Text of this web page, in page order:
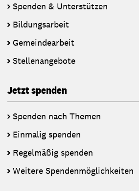
Spenden & Unterstützen
Bildungsarbeit
Gemeindearbeit
Stellenangebote
Jetzt spenden
Spenden nach Themen
Einmalig spenden
Regelmäßig spenden
Weitere Spendenmöglichkeiten